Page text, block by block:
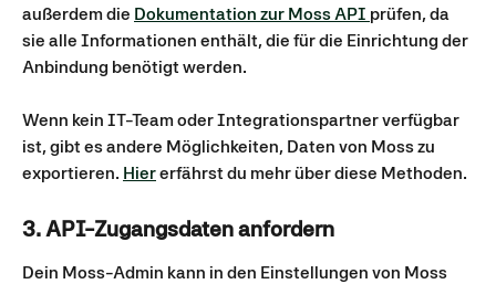
außerdem die Dokumentation zur Moss API prüfen, da
sie alle Informationen enthält, die für die Einrichtung der
Anbindung benötigt werden.
Wenn kein IT-Team oder Integrationspartner verfügbar
ist, gibt es andere Möglichkeiten, Daten von Moss zu
exportieren. Hier erfährst du mehr über diese Methoden.
3. API-Zugangsdaten anfordern
Dein Moss-Admin kann in den Einstellungen von Moss